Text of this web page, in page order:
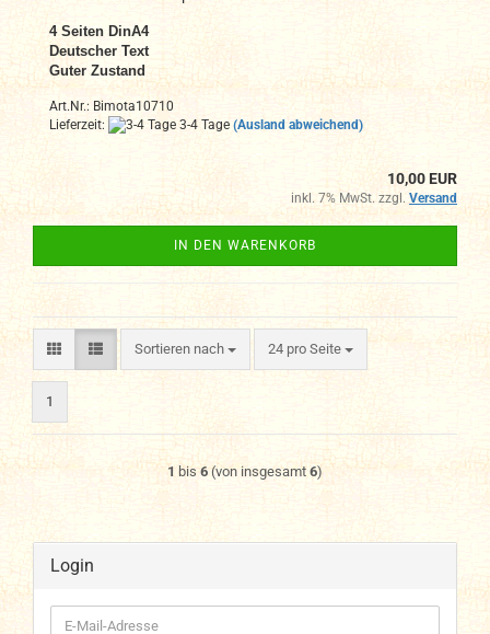
4 Seiten DinA4
Deutscher Text
Guter Zustand
Art.Nr.: Bimota10710
Lieferzeit:
3-4 Tage (Ausland abweichend)
10,00 EUR
inkl. 7% MwSt. zzgl. Versand
IN DEN WARENKORB
Sortieren nach
Sortieren nach 24 pro Seite
pro Seite
1
1bis6(von insgesamt 6)
Login
E-